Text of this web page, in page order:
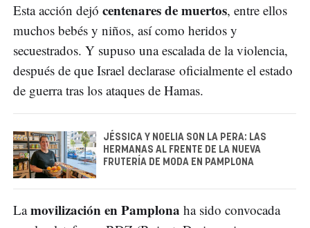
Esta acción dejó centenares de muertos, entre ellos
muchos bebés y niños, así como heridos y
secuestrados. Y supuso una escalada de la violencia,
después de que Israel declarase oficialmente el estado
de guerra tras los ataques de Hamas.
JÉSSICA Y NOELIA SON LA PERA: LAS
HERMANAS AL FRENTE DE LA NUEVA
FRUTERÍA DE MODA EN PAMPLONA
Lamovilización en Pamplona ha sido convocada